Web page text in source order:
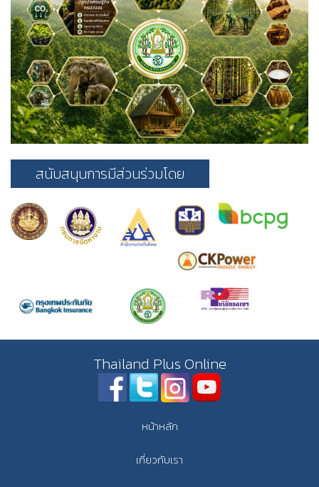
สนับสนุนการมีส่วนร่วมโดย
Thailand Plus Online
หน้าหลัก
เกี่ยวกับเรา